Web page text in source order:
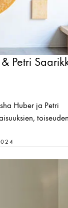
Petri
Huber ja Petri